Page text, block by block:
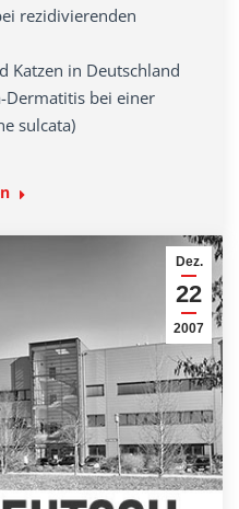
rezidivierenden
Katzen in Deutschland
Dermatitis bei einer
sulcata)
Dez.
22
2007